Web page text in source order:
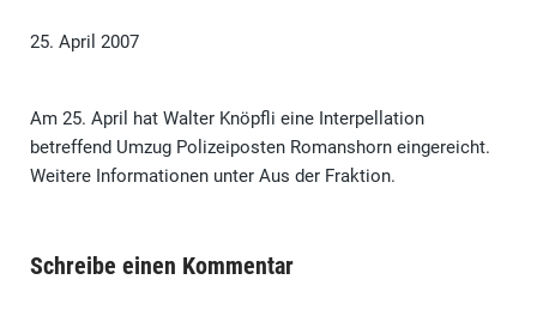
25. April 2007
Am 25. April hat Walter Knöpfli eine Interpellation
betreffend Umzug Polizeiposten Romanshorn eingereicht.
Weitere Informationen unter Aus der Fraktion.
Schreibe einen Kommentar